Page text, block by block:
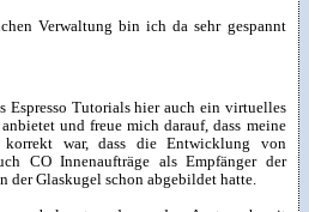
Verwaltung bin ich da sehr gespannt
Espresso Tutorials hier auch ein virtuelles
und freue mich darauf, dass meine
war, dass die Entwicklung von
CO Innenaufträge als Empfänger der
der Glaskugel schon abgebildet hatte.